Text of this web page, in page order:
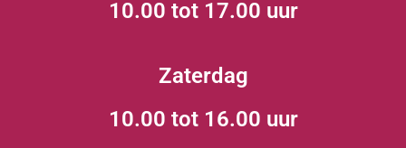
10.00 tot 17.00 uur
Zaterdag
10.00 tot 16.00 uur